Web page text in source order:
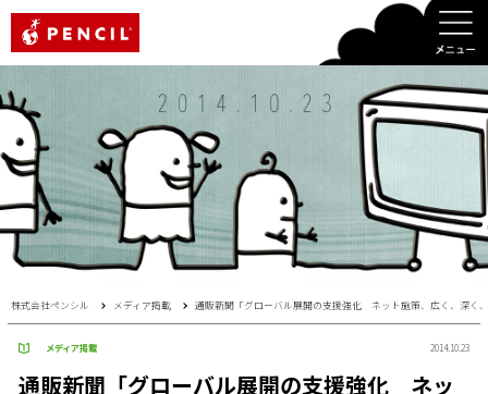
株式会社ペンシル メディア掲載 通販新聞「グローバル展開の支援強化 ネット施策、広く、深く
メディア掲載 2014.10.23
通販新聞「グローバル展開の支援強化 ネッ